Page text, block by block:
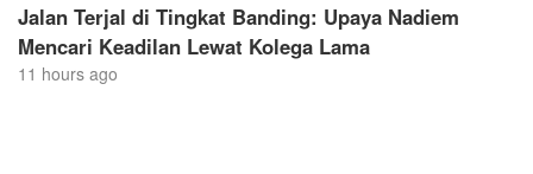
Jalan Terjal di Tingkat Banding: Upaya Nadiem
Mencari Keadilan Lewat Kolega Lama
11 hours ago